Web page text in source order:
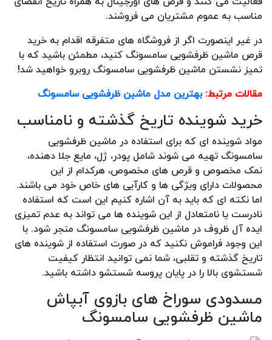
مناسب به عموم مشتریان می فروشند.
در غیر اینصورت اگر از فروشگاه های متفرقه اقدام به خرید
قرص ماشین ظرفشویی سامسونگ کنید، مطمئن باشید که با
تمیز نشستن ماشین ظرفشویی سامسونگ روبرو خواهید شد!
مقالات مرتبط: بهترین مدل ماشین ظرفشویی سامسونگ
خرید شوینده تاریخ گذشته و نامناسب
مواد شوینده ای که برای استفاده در ماشین ظرفشویی
سامسونگ تهیه می شوند شامل پودر، ژل، مایع جلا دهنده،
نمک مخصوص و قرص های مخصوص، هرکدام از این
محصولات دارای ویژگی ها و کارآیی های خاص خود می باشند.
اما نکته ای که باید به آن اشاره کنیم این است که استفاده
نادرست یا نامتعادل از این شوینده ها می تواند به عدم تمیزی
ایده آل ظروف در ماشین ظرفشویی سامسونگ منجر شود. با
این وجود فراموش نکنید که در صورت استفاده از شوینده های
تاریخ گذشته و تقلبی، شما نمی توانید انتظار کیفیت
شستشوی بالا را در پایان پروسه شستشو داشته باشید.
مسدودی سوراخ های بازوی آبپاش
ماشین ظرفشویی سامسونگ